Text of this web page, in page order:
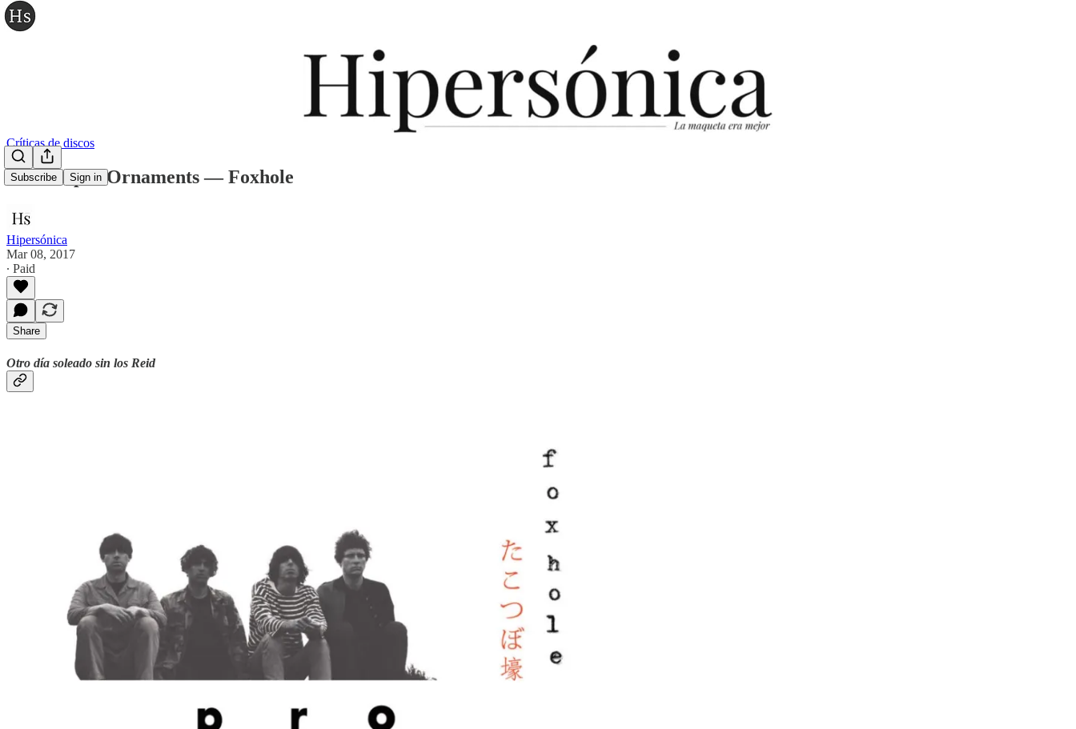
Subscribe Sign in
Críticas de discos
The Proper Ornaments — Foxhole
Hipersónica
Mar 08, 2017
∙ Paid
Share
Otro día soleado sin los Reid